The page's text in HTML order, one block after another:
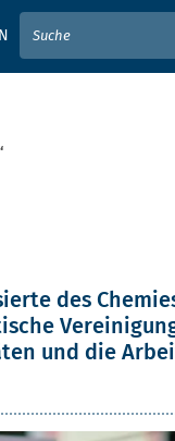
SUCHBEGRIFF EIN
des
und die